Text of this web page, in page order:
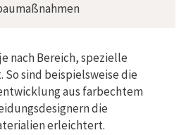
nach Bereich, spezielle
sind beispielsweise die
aus farbechtem
die
erleichtert.